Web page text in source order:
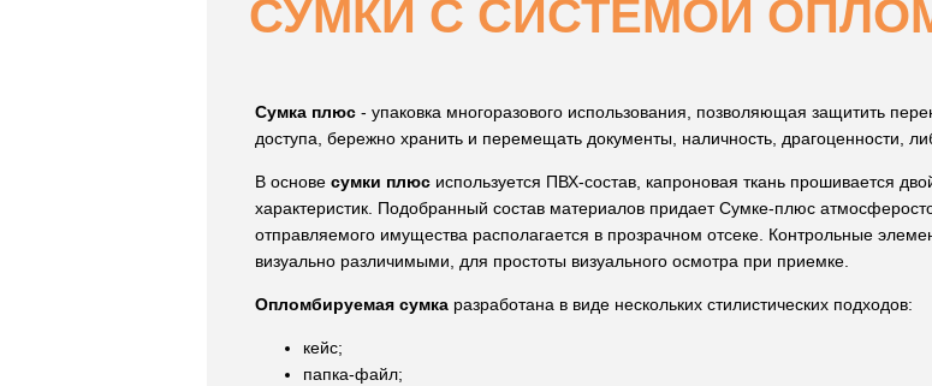
СУМКИ С СИСТЕМОЙ
Сумка плюс - упаковка многоразового использования, позволяющая защитить
доступа, бережно хранить и перемещать документы, наличность, драгоценности,
В основе сумки плюс используется ПВХ-состав, капроновая ткань прошивается
характеристик. Подобранный состав материалов придает Сумке-плюс
отправляемого имущества располагается в прозрачном отсеке. Контрольные
визуально различимыми, для простоты визуального осмотра при приемке.
Опломбируемая сумка разработана в виде нескольких стилистических подходов:
кейс;
папка-файл;